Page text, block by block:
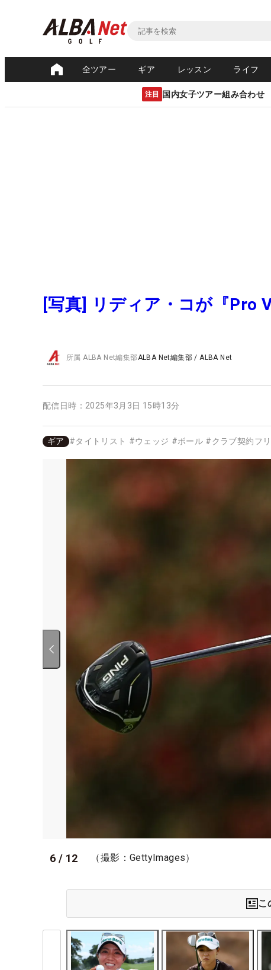
全ツアー ギア レッスン ライフ
注目 国内女子ツアー組み合わせ
[写真] リディア・コが『Pro
所属ALBA Net編集部ALBA Net編集部 /ALBA Net
配信日時： 2025年3月3日 15時13分
ギア #タイトリスト #ウェッジ #ボール # クラブ契約フ
6 / 12 （撮影：GettyImages）
こ